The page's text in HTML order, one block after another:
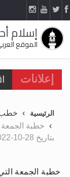
إسلام
الموقع
إعلانات
الرئيسية
خطب
خطبة الجمعة
بتاريخ 28-10-2022
خطبة الجمعة التي